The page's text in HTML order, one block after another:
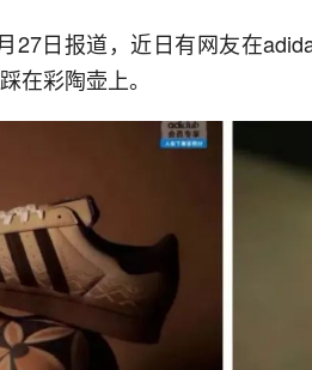
27日报道，近日有网友在
在彩陶壶上。